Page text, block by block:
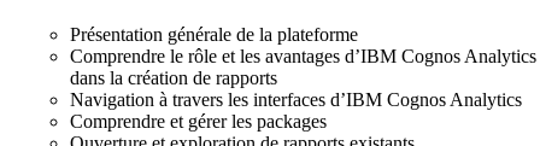
Présentation générale de la plateforme
Comprendre le rôle et les avantages d’IBM Cognos Analytics
dans la création de rapports
Navigation à travers les interfaces d’IBM Cognos Analytics
Comprendre et gérer les packages